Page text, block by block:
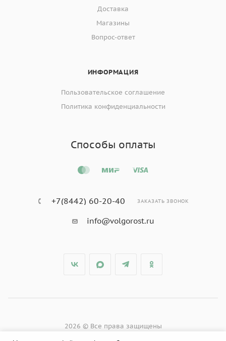
Доставка
Магазины
Вопрос-ответ
ИНФОРМАЦИЯ
Пользовательское соглашение
Политика конфиденциальности
Способы оплаты
+7(8442) 60-20-40 ЗАКАЗАТЬ ЗВОНОК
info@volgorost.ru
2026 © Все права защищены